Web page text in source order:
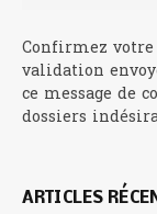
Confirmez
validation
ce message de
dossiers
ARTICLES